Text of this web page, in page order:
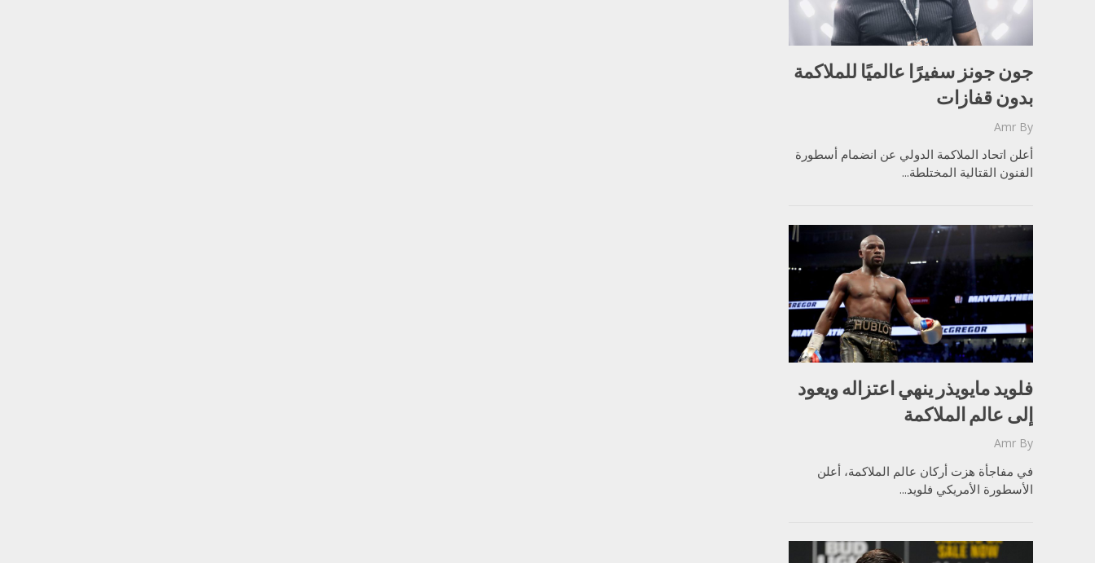
جون جونز سفيرًا عالميًا للملاكمة
بدون قفازات
By
Amr
أعلن اتحاد الملاكمة الدولي عن انضمام أسطورة
الفنون القتالية المختلطة...
فلويد مايويذر ينهي اعتزاله ويعود
إلى عالم الملاكمة
By
Amr
في مفاجأة هزت أركان عالم الملاكمة، أعلن
الأسطورة الأمريكي فلويد...